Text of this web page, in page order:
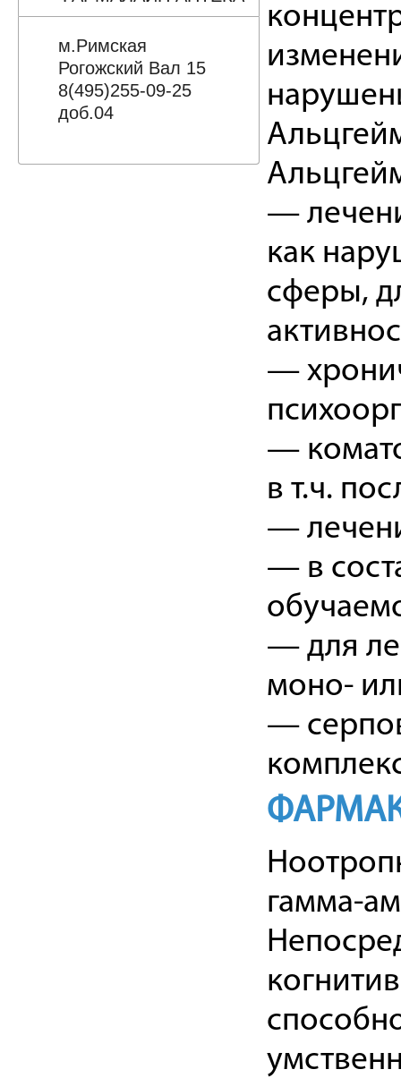
м.Римская
Рогожский Вал 15
8(495)255-09-25
доб.04
—
как
сферы,
—
—
в т.ч.
—
— в
— для
моно-
—
гамма-